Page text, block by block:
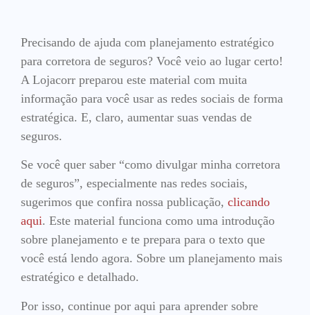
Precisando de ajuda com planejamento estratégico
para corretora de seguros? Você veio ao lugar certo!
A Lojacorr preparou este material com muita
informação para você usar as redes sociais de forma
estratégica. E, claro, aumentar suas vendas de
seguros.
Se você quer saber “como divulgar minha corretora
de seguros”, especialmente nas redes sociais,
sugerimos que confira nossa publicação, clicando
aqui. Este material funciona como uma introdução
sobre planejamento e te prepara para o texto que
você está lendo agora. Sobre um planejamento mais
estratégico e detalhado.
Por isso, continue por aqui para aprender sobre